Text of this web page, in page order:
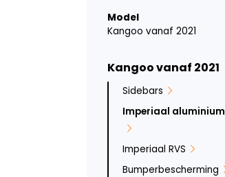
Model
Kangoo vanaf 2021
Kangoo vanaf 2021
Sidebars
Imperiaal aluminium
Imperiaal RVS
Bumperbescherming